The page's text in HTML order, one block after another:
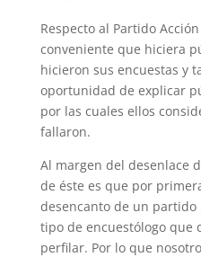
Respecto al Partido
conveniente que hiciera
hicieron sus encuestas y
oportunidad de explicar
por las cuales ellos
fallaron.
Al margen del desenlace
de éste es que por
desencanto de un
tipo de encuestólogo que
perfilar. Por lo que